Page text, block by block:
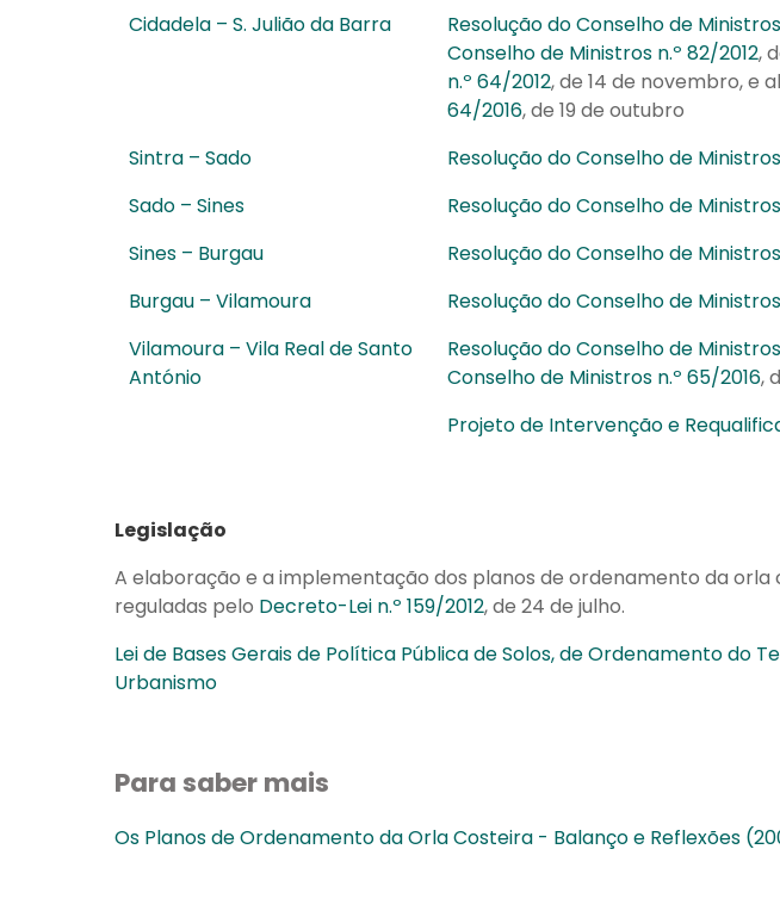
Cidadela – S. Julião da Barra
Resolução do Conselho de
Conselho de Ministros n.º 82/2012,
n.º 64/2012, de 14 de novembro, e
64/2016, de 19 de outubro
Sintra – Sado
Resolução do Conselho de
Sado – Sines
Resolução do Conselho de
Sines – Burgau
Resolução do Conselho de
Burgau – Vilamoura
Resolução do Conselho de
Vilamoura – Vila Real de Santo
António
Resolução do Conselho de
Conselho de Ministros n.º 65/2016,
Projeto de Intervenção e
Legislação
A elaboração e a implementação dos planos de ordenamento da orla
reguladas pelo Decreto-Lei n.º 159/2012, de 24 de julho.
Lei de Bases Gerais de Política Pública de Solos, de Ordenamento do
Urbanismo
Para saber mais
Os Planos de Ordenamento da Orla Costeira - Balanço e Reflexões